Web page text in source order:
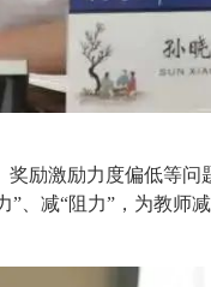
励激励力度偏低等
、减“阻力”，为教师减